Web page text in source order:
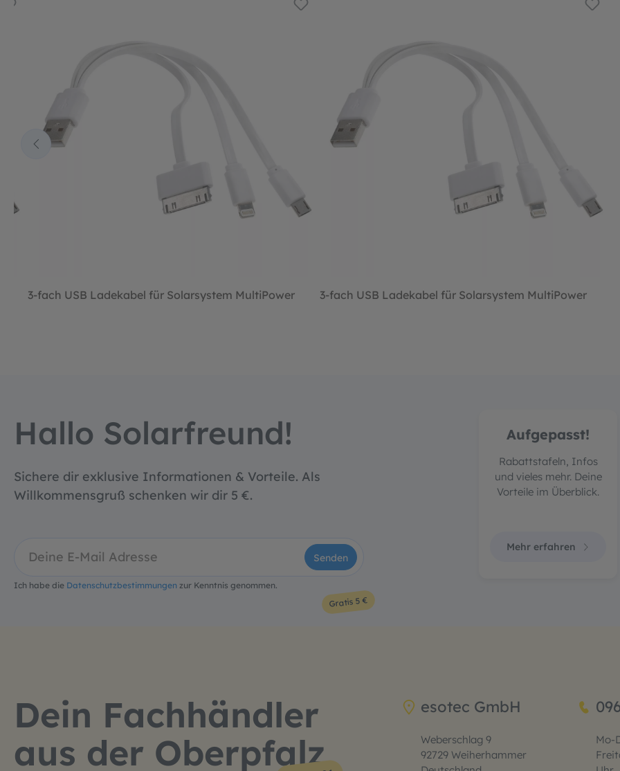
3-fach USB Ladekabel für Solarsystem MultiPower 3-fach USB Ladekabel für Solarsystem MultiPower
Hallo Solarfreund!
Sichere dir exklusive Informationen & Vorteile. Als
Willkommensgruß schenken wir dir 5 €.
Senden
Gratis 5 €
Ich habe die Datenschutzbestimmungen zur Kenntnis genommen.
Aufgepasst!
Rabattstafeln, Infos
und vieles mehr. Deine
Vorteile im Überblick.
Mehr erfahren
Dein Fachhändler
aus der Oberpfalz
esotec GmbH
Weberschlag 9
92729 Weiherhammer
Mo-